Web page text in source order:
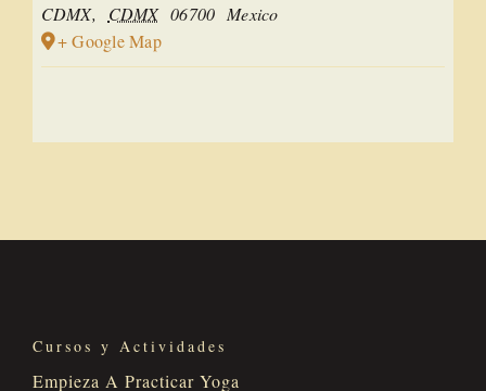
CDMX, CDMX 06700 Mexico
+ Google Map
Cursos y Actividades
Empieza A Practicar Yoga